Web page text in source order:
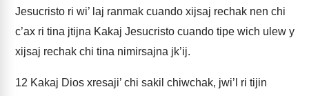
Jesucristo ri wi’ laj ranmak cuando xijsaj rechak nen chi
c’ax ri tina jtijna Kakaj Jesucristo cuando tipe wich ulew y
xijsaj rechak chi tina nimirsajna jk’ij.
12 Kakaj Dios xresaji’ chi sakil chiwchak, jwi’l ri tijin